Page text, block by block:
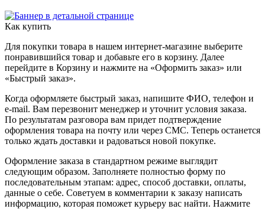
Как купить
Для покупки товара в нашем интернет-магазине выберите
понравившийся товар и добавьте его в корзину. Далее
перейдите в Корзину и нажмите на «Оформить заказ» или
«Быстрый заказ».
Когда оформляете быстрый заказ, напишите ФИО, телефон и
e-mail. Вам перезвонит менеджер и уточнит условия заказа.
По результатам разговора вам придет подтверждение
оформления товара на почту или через СМС. Теперь останется
только ждать доставки и радоваться новой покупке.
Оформление заказа в стандартном режиме выглядит
следующим образом. Заполняете полностью форму по
последовательным этапам: адрес, способ доставки, оплаты,
данные о себе. Советуем в комментарии к заказу написать
информацию, которая поможет курьеру вас найти. Нажмите